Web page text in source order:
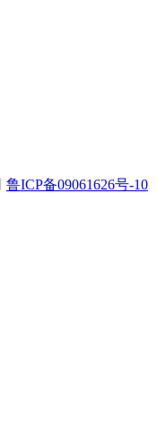
鲁ICP备09061626号-10